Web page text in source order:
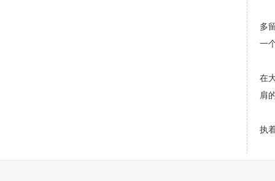
多
一
在
肩
执